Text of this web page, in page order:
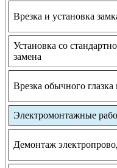
Врезка и установка
Установка со
замена
Врезка обычного
Электромонтажные
Демонтаж